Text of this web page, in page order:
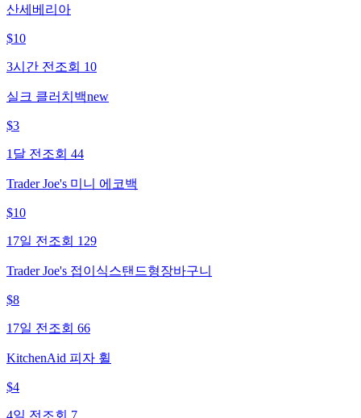
산세베리아
$10
3시간 전 조회 10
실크 클러치백new
$3
1달 전 조회 44
Trader Joe's 미니 에코백
$10
17일 전 조회 129
Trader Joe's 접이식스탠드형장바구니
$8
17일 전 조회 66
KitchenAid 피자 휠
$4
4일 전 조회 7